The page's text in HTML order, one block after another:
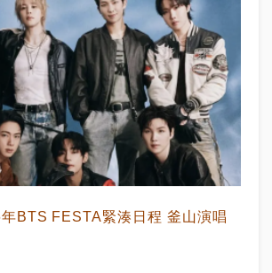
BTS FESTA緊湊日程 釜山演唱